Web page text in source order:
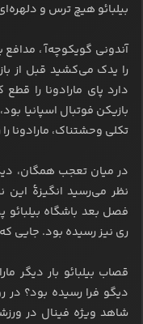
بیلبائو هیچ ترس و
آندونی گویکوچه‌آ ، مدافع
را یدک می‌کشید قبل از
دارد پای مارادونا را
بازیکن فوتبال اسپانیا
تکلی وحشتناک، مارادونا
در میان تعجب همگان،
نظر می‌رسید انگیزۀ این
فصل بعد باشگاه بیلبائو
ری نیز رسیده بود. جایی
قصاب بیلبائو بار دیگر
دیگو فرا رسیده بود؟ در
شاهد ویژه فینال در